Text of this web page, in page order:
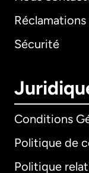
Sécurité
Conditions
Politique de
Politique